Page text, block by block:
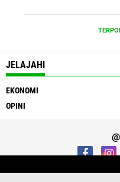
JELAJAHI
EKONOMI
OPINI